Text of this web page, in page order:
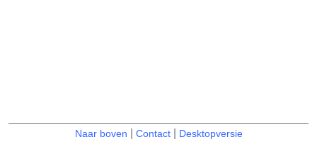
Naar boven Contact Desktopversie